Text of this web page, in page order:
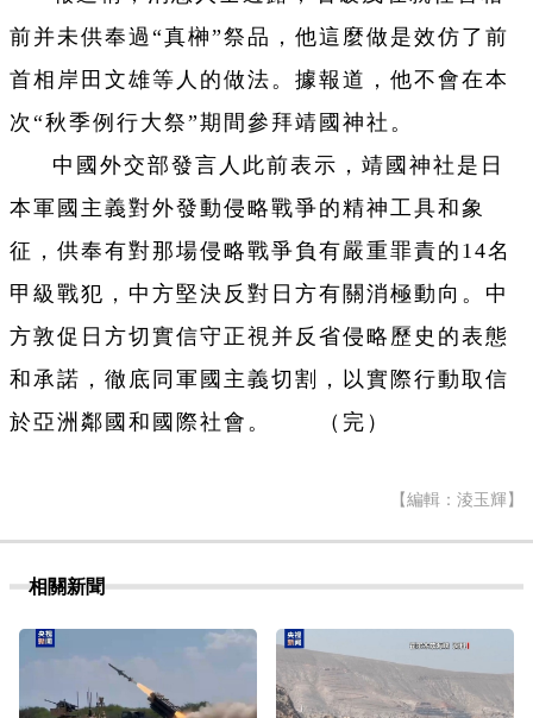
前并未供奉過“真榊”祭品，他這麼做是效仿了前
首相岸田文雄等人的做法。據報道，他不會在本
次“秋季例行大祭”期間參拜靖國神社。
中國外交部發言人此前表示，靖國神社是日
本軍國主義對外發動侵略戰爭的精神工具和象
征，供奉有對那場侵略戰爭負有嚴重罪責的14名
甲級戰犯，中方堅決反對日方有關消極動向。中
方敦促日方切實信守正視并反省侵略歷史的表態
和承諾，徹底同軍國主義切割，以實際行動取信
於亞洲鄰國和國際社會。 （完）
【編輯：淩玉輝】
相關新聞